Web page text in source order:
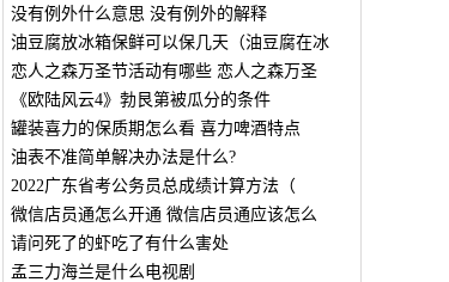
没有例外什么意思 没有例外的解释
油豆腐放冰箱保鲜可以保几天（油豆腐在冰
恋人之森万圣节活动有哪些 恋人之森万圣
《欧陆风云4》勃艮第被瓜分的条件
罐装喜力的保质期怎么看 喜力啤酒特点
油表不准简单解决办法是什么?
2022广东省考公务员总成绩计算方法（
微信店员通怎么开通 微信店员通应该怎么
请问死了的虾吃了有什么害处
孟三力海兰是什么电视剧